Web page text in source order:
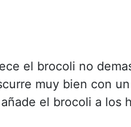
el brocoli no
muy bien con
el brocoli a los